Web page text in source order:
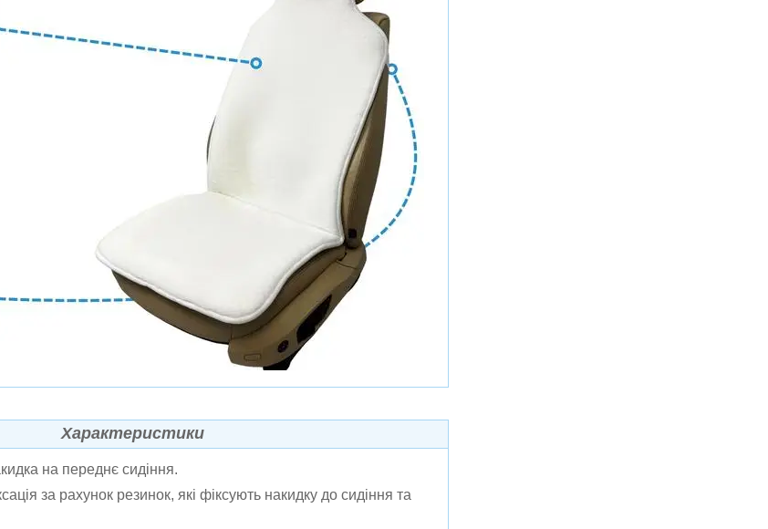
Характеристики
на переднє сидіння.
за рахунок резинок, які фіксують накидку до сидіння та